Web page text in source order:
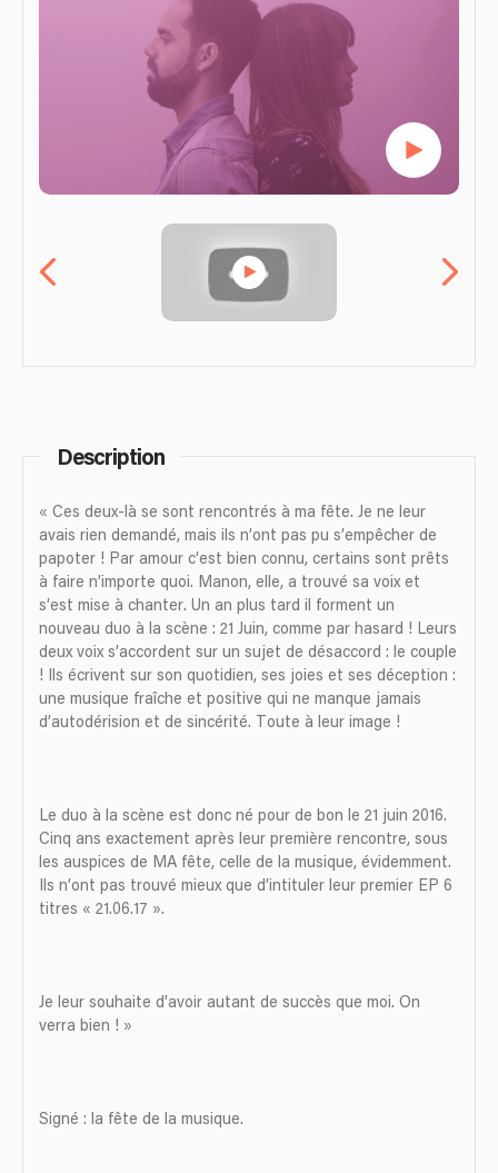
Description
« Ces deux-là se sont rencontrés à ma fête. Je ne leur
avais rien demandé, mais ils n’ont pas pu s’empêcher de
papoter ! Par amour c’est bien connu, certains sont prêts
à faire n’importe quoi. Manon, elle, a trouvé sa voix et
s’est mise à chanter. Un an plus tard il forment un
nouveau duo à la scène : 21 Juin, comme par hasard ! Leurs
deux voix s’accordent sur un sujet de désaccord : le couple
! Ils écrivent sur son quotidien, ses joies et ses déception :
une musique fraîche et positive qui ne manque jamais
d’autodérision et de sincérité. Toute à leur image !
Le duo à la scène est donc né pour de bon le 21 juin 2016.
Cinq ans exactement après leur première rencontre, sous
les auspices de MA fête, celle de la musique, évidemment.
Ils n’ont pas trouvé mieux que d’intituler leur premier EP 6
titres « 21.06.17 ».
Je leur souhaite d’avoir autant de succès que moi. On
verra bien ! »
Signé : la fête de la musique.